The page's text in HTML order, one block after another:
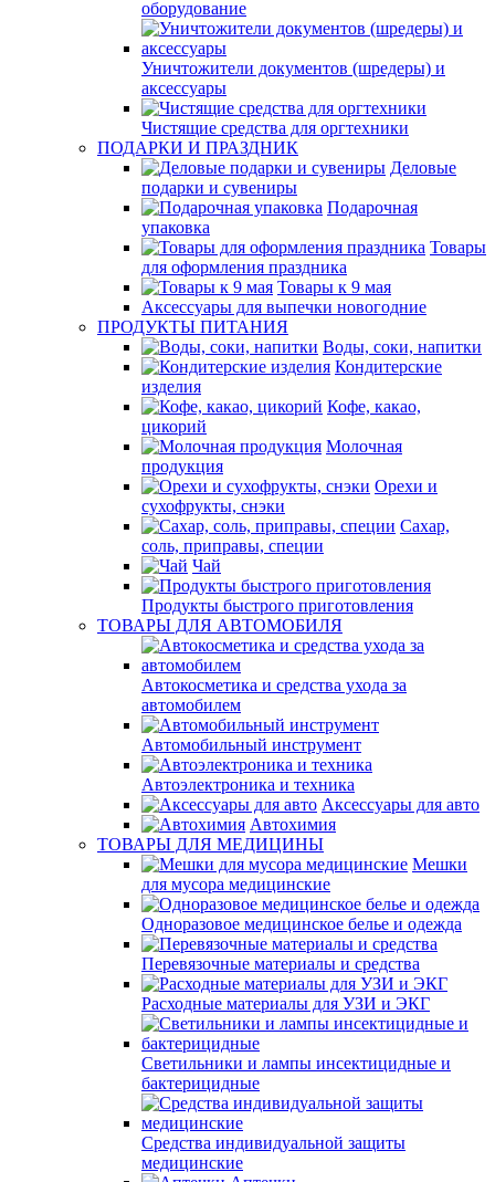
оборудование
Уничтожители документов (шредеры) и
аксессуары
Чистящие средства для оргтехники
ПОДАРКИ И ПРАЗДНИК
Деловые
подарки и сувениры
Подарочная
упаковка
Товары
для оформления праздника
Товары к 9 мая
Аксессуары для выпечки новогодние
ПРОДУКТЫ ПИТАНИЯ
Воды, соки, напитки
Кондитерские
изделия
Кофе, какао,
цикорий
Молочная
продукция
Орехи и
сухофрукты, снэки
Сахар,
соль, приправы, специи
Чай
Продукты быстрого приготовления
ТОВАРЫ ДЛЯ АВТОМОБИЛЯ
Автокосметика и средства ухода за
автомобилем
Автомобильный инструмент
Автоэлектроника и техника
Аксессуары для авто
Автохимия
ТОВАРЫ ДЛЯ МЕДИЦИНЫ
Мешки
для мусора медицинские
Одноразовое медицинское белье и одежда
Перевязочные материалы и средства
Расходные материалы для УЗИ и ЭКГ
Светильники и лампы инсектицидные и
бактерицидные
Средства индивидуальной защиты
медицинские